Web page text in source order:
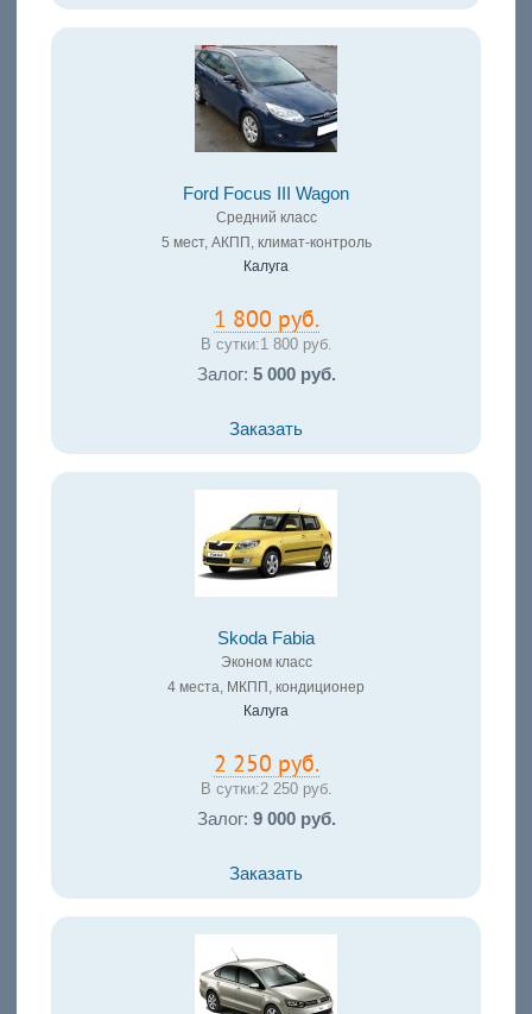
Ford Focus III Wagon
Средний класс
5 мест, АКПП, климат-контроль
Калуга
1 800 руб.
В сутки:1 800 руб.
Залог: 5 000 руб.
Заказать
Skoda Fabia
Эконом класс
4 места, МКПП, кондиционер
Калуга
2 250 руб.
В сутки:2 250 руб.
Залог: 9 000 руб.
Заказать